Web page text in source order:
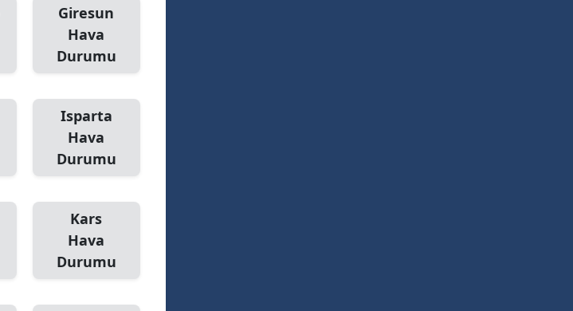
Giresun
Hava
Durumu
Isparta
Hava
Durumu
Kars
Hava
Durumu